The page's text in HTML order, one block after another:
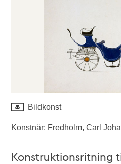
Bildkonst
Konstnär: Fredholm, Carl
Konstruktionsritning